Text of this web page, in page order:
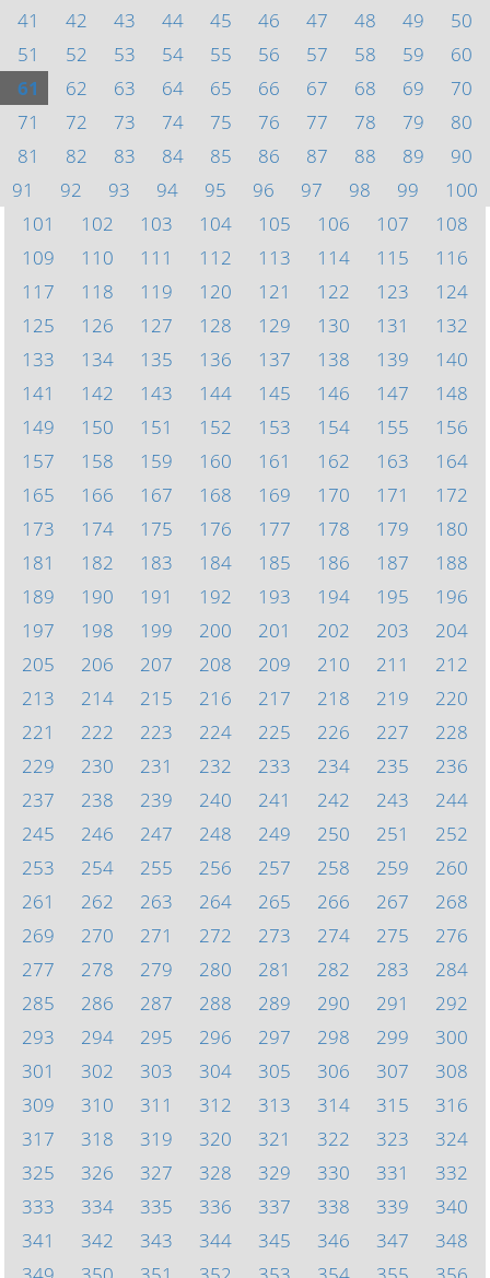
41
42 43 44 45 46 47 48 49
50
51
52 53 54 55 56 57 58 59
60
61
62 63 64 65 66 67 68 69
70
71
72 73 74 75 76 77 78 79
80
81
82 83 84 85 86 87 88 89
90
91
92 93 94 95 96 97 98 99
100
101
102 103 104 105 106 107
108
109
110 111 112 113 114 115
116
117
118 119 120 121 122 123
124
125
126 127 128 129 130 131
132
133
134 135 136 137 138 139
140
141
142 143 144 145 146 147
148
149
150 151 152 153 154 155
156
157
158 159 160 161 162 163
164
165
166 167 168 169 170 171
172
173
174 175 176 177 178 179
180
181
182 183 184 185 186 187
188
189
190 191 192 193 194 195
196
197
198 199 200 201 202 203
204
205
206 207 208 209 210 211
212
213
214 215 216 217 218 219
220
221
222 223 224 225 226 227
228
229
230 231 232 233 234 235
236
237
238 239 240 241 242 243
244
245
246 247 248 249 250 251
252
253
254 255 256 257 258 259
260
261
262 263 264 265 266 267
268
269
270 271 272 273 274 275
276
277
278 279 280 281 282 283
284
285
286 287 288 289 290 291
292
293
294 295 296 297 298 299
300
301
302 303 304 305 306 307
308
309
310 311 312 313 314 315
316
317
318 319 320 321 322 323
324
325
326 327 328 329 330 331
332
333
334 335 336 337 338 339
340
341
342 343 344 345 346 347
348